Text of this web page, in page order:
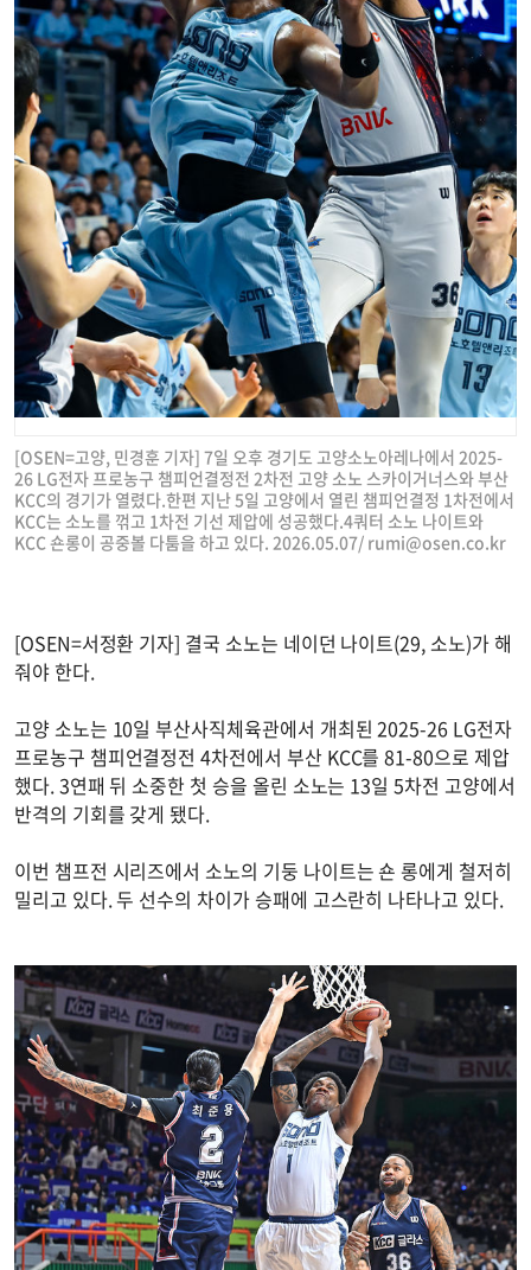
[OSEN=고양, 민경훈 기자] 7일 오후 경기도 고양소노아레나에서 2025-
26 LG전자 프로농구 챔피언결정전 2차전 고양 소노 스카이거너스와 부산
KCC의 경기가 열렸다.한편 지난 5일 고양에서 열린 챔피언결정 1차전에서
KCC는 소노를 꺾고 1차전 기선 제압에 성공했다.4쿼터 소노 나이트와
KCC 숀롱이 공중볼 다툼을 하고 있다. 2026.05.07/ rumi@osen.co.kr
[OSEN=서정환 기자] 결국 소노는 네이던 나이트(29, 소노)가 해
줘야 한다.
고양 소노는 10일 부산사직체육관에서 개최된 2025-26 LG전자
프로농구 챔피언결정전 4차전에서 부산 KCC를 81-80으로 제압
했다. 3연패 뒤 소중한 첫 승을 올린 소노는 13일 5차전 고양에서
반격의 기회를 갖게 됐다.
이번 챔프전 시리즈에서 소노의 기둥 나이트는 숀 롱에게 철저히
밀리고 있다. 두 선수의 차이가 승패에 고스란히 나타나고 있다.